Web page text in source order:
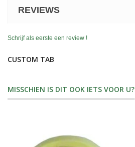
REVIEWS
Schrijf als eerste een review !
CUSTOM TAB
MISSCHIEN IS DIT OOK IETS VOOR U?